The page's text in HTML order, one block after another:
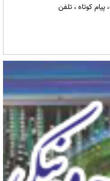
کوتاه ، تلفن